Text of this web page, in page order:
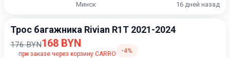
Минск
16 дней назад
Трос багажника Rivian R1T 2021-2024
176 BYN168 BYN
при заказе через корзину CARRO -4%